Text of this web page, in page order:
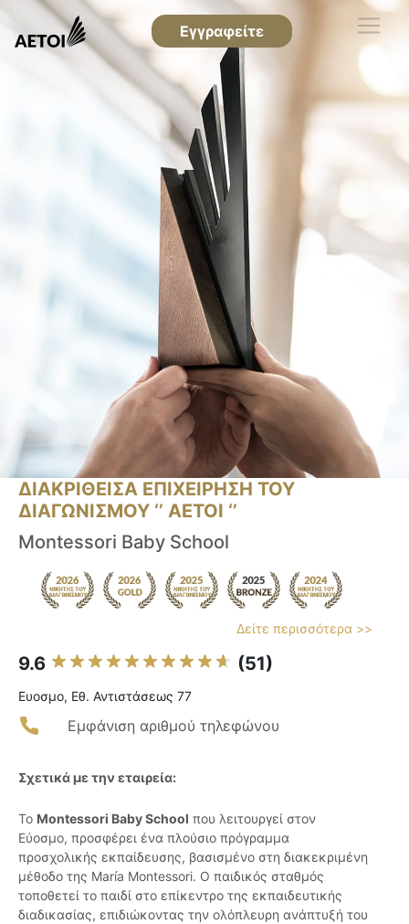
Εγγραφείτε
ΔΙΑΚΡΙΘΕΙΣΑ ΕΠΙΧΕΙΡΗΣΗ ΤΟΥ
ΔΙΑΓΩΝΙΣΜΟΥ ‘’ ΑΕΤΟΙ ‘’
Montessori Baby School
Δείτε περισσότερα >>
9.6 (51)
Ευοσμο, Εθ. Αντιστάσεως 77
Εμφάνιση αριθμού τηλεφώνου
Σχετικά με την εταιρεία:
Το Montessori Baby School που λειτουργεί στον
Εύοσμο, προσφέρει ένα πλούσιο πρόγραμμα
προσχολικής εκπαίδευσης, βασισμένο στη διακεκριμένη
μέθοδο της María Montessori. Ο παιδικός σταθμός
τοποθετεί το παιδί στο επίκεντρο της εκπαιδευτικής
διαδικασίας, επιδιώκοντας την ολόπλευρη ανάπτυξή του